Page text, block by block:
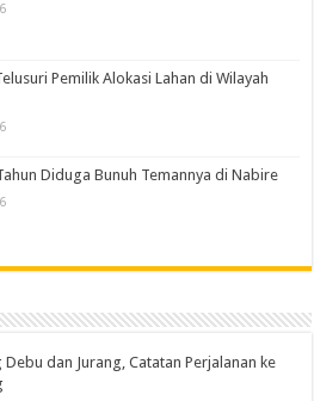
Pemilik Alokasi Lahan di Wilayah
Diduga Bunuh Temannya di Nabire
dan Jurang, Catatan Perjalanan ke